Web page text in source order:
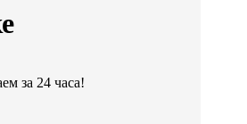
за 24 часа!